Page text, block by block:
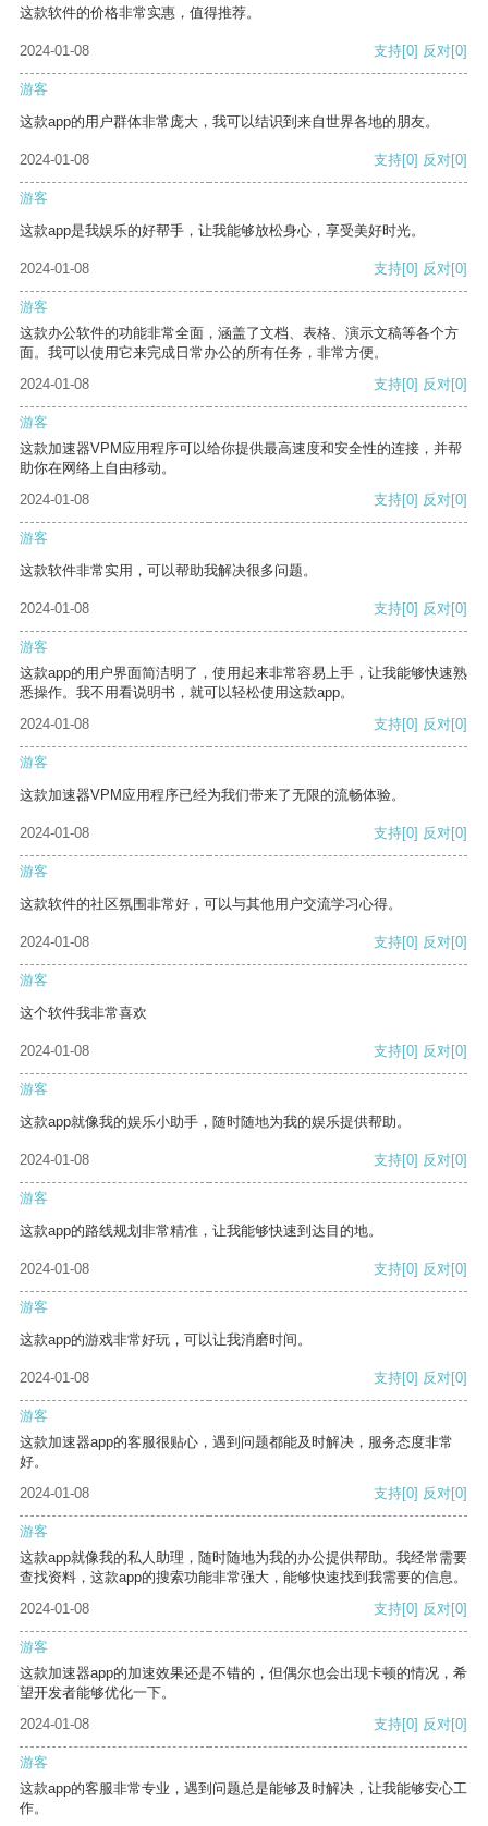
这款软件的价格非常实惠，值得推荐。
2024-01-08 支持[0] 反对[0]
游客
这款app的用户群体非常庞大，我可以结识到来自世界各地的朋友。
2024-01-08 支持[0] 反对[0]
游客
这款app是我娱乐的好帮手，让我能够放松身心，享受美好时光。
2024-01-08 支持[0] 反对[0]
游客
这款办公软件的功能非常全面，涵盖了文档、表格、演示文稿等各个方
面。我可以使用它来完成日常办公的所有任务，非常方便。
2024-01-08
支持[0] 反对[0]
游客
这款加速器VPM应用程序可以给你提供最高速度和安全性的连接，并帮
助你在网络上自由移动。
2024-01-08
支持[0] 反对[0]
游客
这款软件非常实用，可以帮助我解决很多问题。
2024-01-08 支持[0] 反对[0]
游客
这款app的用户界面简洁明了，使用起来非常容易上手，让我能够快速熟
悉操作。我不用看说明书，就可以轻松使用这款app。
2024-01-08
支持[0] 反对[0]
游客
这款加速器VPM应用程序已经为我们带来了无限的流畅体验。
2024-01-08 支持[0] 反对[0]
游客
这款软件的社区氛围非常好，可以与其他用户交流学习心得。
2024-01-08 支持[0] 反对[0]
游客
这个软件我非常喜欢
2024-01-08 支持[0] 反对[0]
游客
这款app就像我的娱乐小助手，随时随地为我的娱乐提供帮助。
2024-01-08 支持[0] 反对[0]
游客
这款app的路线规划非常精准，让我能够快速到达目的地。
2024-01-08 支持[0] 反对[0]
游客
这款app的游戏非常好玩，可以让我消磨时间。
2024-01-08 支持[0] 反对[0]
游客
这款加速器app的客服很贴心，遇到问题都能及时解决，服务态度非常
好。
2024-01-08
支持[0] 反对[0]
游客
这款app就像我的私人助理，随时随地为我的办公提供帮助。我经常需要
查找资料，这款app的搜索功能非常强大，能够快速找到我需要的信息。
2024-01-08
支持[0] 反对[0]
游客
这款加速器app的加速效果还是不错的，但偶尔也会出现卡顿的情况，希
望开发者能够优化一下。
2024-01-08
支持[0] 反对[0]
游客
这款app的客服非常专业，遇到问题总是能够及时解决，让我能够安心工
作。